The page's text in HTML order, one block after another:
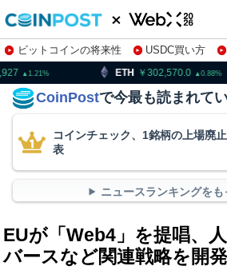
ビットコインの将来性 USDC買い方
株特集・関連銘柄
302,570.0 XRP 163.33
CoinPostで今最も読まれて
コインチェック、1銘柄の上場廃
表
ニュースランキングをも
EUが「Web4」を提唱、
バースなど関連戦略を開